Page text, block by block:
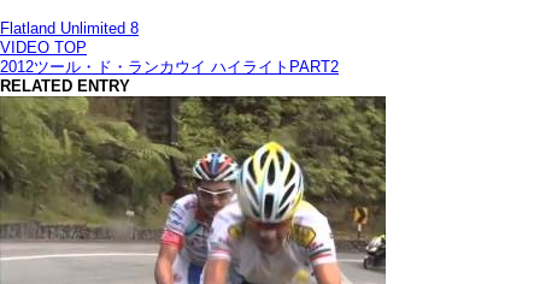
Flatland Unlimited 8
VIDEO TOP
2012ツール・ド・ランカウイ ハイライトPART2
RELATED ENTRY